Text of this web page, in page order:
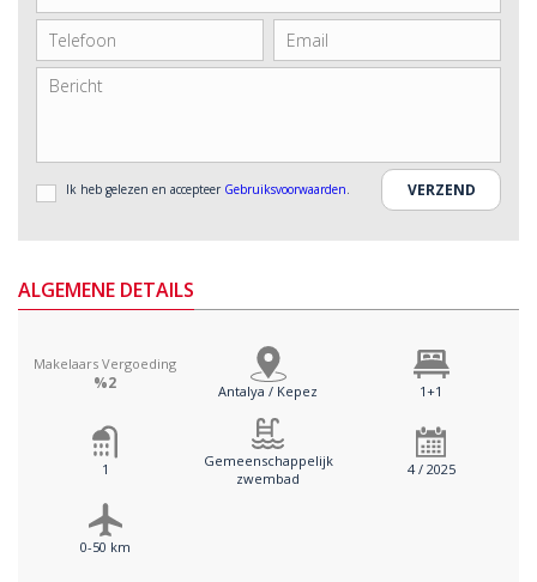
Ik heb gelezen en accepteer Gebruiksvoorwaarden.
ALGEMENE DETAILS
Makelaars Vergoeding
%2 Antalya / Kepez 1+1
1
Gemeenschappelijk
zwembad
4 / 2025
0-50 km